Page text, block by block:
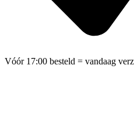
Vóór 17:00 besteld = vandaag